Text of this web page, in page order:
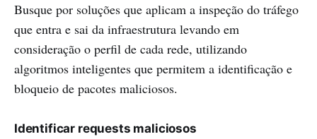
Busque por soluções que aplicam a inspeção do tráfego
que entra e sai da infraestrutura levando em
consideração o perfil de cada rede, utilizando
algoritmos inteligentes que permitem a identificação e
bloqueio de pacotes maliciosos.
Identificar requests maliciosos